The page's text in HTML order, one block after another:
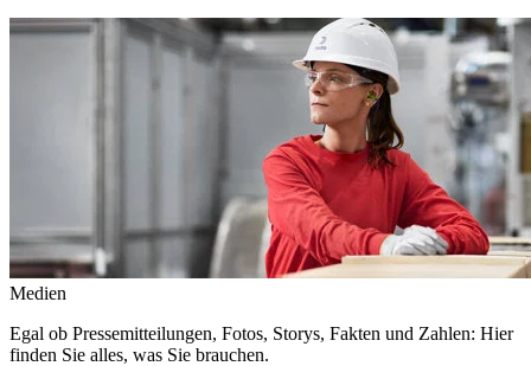
Medien
Egal ob Pressemitteilungen, Fotos, Storys, Fakten und Zahlen: Hier
finden Sie alles, was Sie brauchen.